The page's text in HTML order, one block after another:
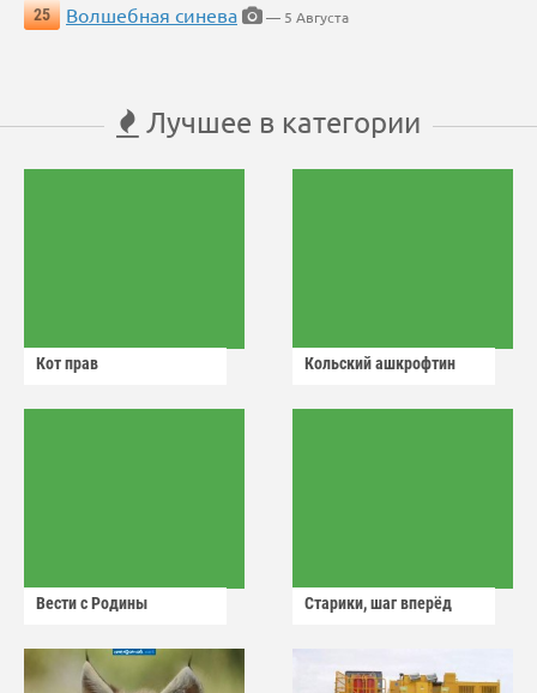
25
Волшебная синева — 5 Августа
Лучшее в категории
Кот прав Кольский ашкрофтин
Вести с Родины Старики, шаг вперёд